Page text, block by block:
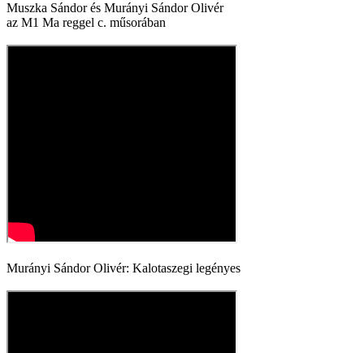
Muszka Sándor és Murányi Sándor Olivér
az M1 Ma reggel c. műsorában
Murányi Sándor Olivér: Kalotaszegi legényes